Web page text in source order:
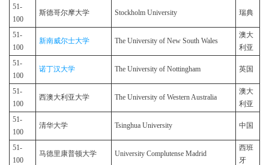
51-
100
斯德哥尔摩大学 Stockholm University 瑞典
51-
100
新南威尔士大学 The University of New South Wales
澳大
利亚
51-
100
诺丁汉大学 The University of Nottingham 英国
51-
100
西澳大利亚大学 The University of Western Australia
澳大
利亚
51-
100
清华大学 Tsinghua University 中国
51-
100
马德里康普顿大学 University Complutense Madrid
西班
牙